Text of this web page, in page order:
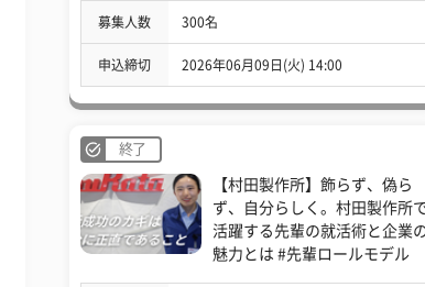
募集人数 300名
申込締切 2026年06月09日(火) 14:00
終了
【村田製作所】飾らず、偽ら
ず、自分らしく。村田製作所
活躍する先輩の就活術と企業
魅力とは #先輩ロールモデル